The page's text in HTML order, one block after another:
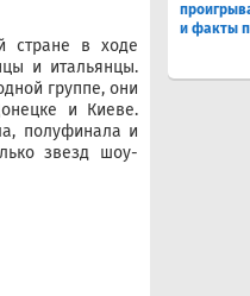
стране в ходе
и итальянцы.
группе, они
и Киеве.
полуфинала и
звезд шоу-
и факты